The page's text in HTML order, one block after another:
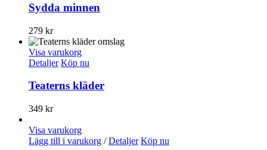
Sydda minnen
279 kr
Visa varukorg
Detaljer Köp nu
Teaterns kläder
349 kr
Visa varukorg
Lägg till i varukorg / Detaljer Köp nu